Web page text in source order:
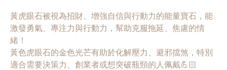
黃虎眼石被視為招財、增強自信與行動力的能量寶石，能
激發勇氣、專注力與行動力，幫助克服拖延、焦慮的情
緒！
黃色虎眼石的金色光芒有助於化解壓力、避邪擋煞，特別
適合需要決策力、創業者或想突破瓶頸的人佩戴💪🏻